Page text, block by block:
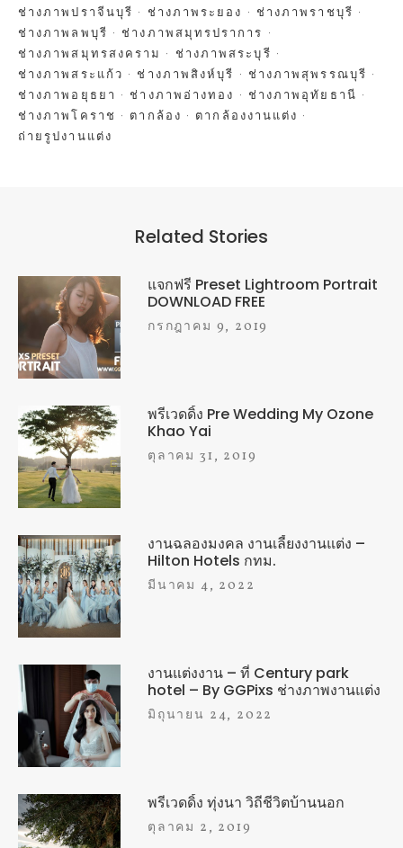
ช่างภาพปราจีนบุรี
ช่างภาพระยอง
ช่างภาพราชบุรี
ช่างภาพลพบุรี
ช่างภาพสมุทรปราการ
ช่างภาพสมุทรสงคราม
ช่างภาพสระบุรี
ช่างภาพสระแก้ว
ช่างภาพสิงห์บุรี
ช่างภาพสุพรรณบุรี
ช่างภาพอยุธยา
ช่างภาพอ่างทอง
ช่างภาพอุทัยธานี
ช่างภาพโคราช
ตากล้อง
ตากล้องงานแต่ง
ถ่ายรูปงานแต่ง
Related Stories
แจกฟรี Preset Lightroom Portrait
DOWNLOAD FREE
กรกฎาคม 9, 2019
พรีเวดดิ้ง Pre Wedding My Ozone
Khao Yai
ตุลาคม 31, 2019
งานฉลองมงคล งานเลี้ยงงานแต่ง –
Hilton Hotels กทม.
มีนาคม 4, 2022
งานแต่งงาน – ที่ Century park
hotel – By GGPixs ช่างภาพงานแต่ง
มิถุนายน 24, 2022
พรีเวดดิ้ง ทุ่งนา วิถีชีวิตบ้านนอก
ตุลาคม 2, 2019